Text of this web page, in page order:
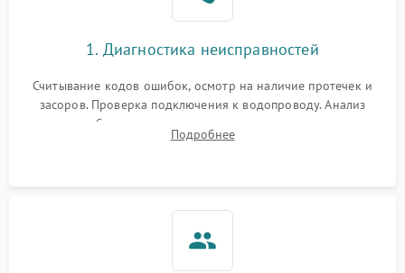
циркуляционным насосом
2100 ₽ Подробнее →
1. Диагностика неисправностей
Считывание кодов ошибок, осмотр на наличие протечек и
засоров. Проверка подключения к водопроводу. Анализ
жалоб на отсутствие слива, нагрева, вращения
разбрызгивателей или срабатывание системы защиты
Подробнее